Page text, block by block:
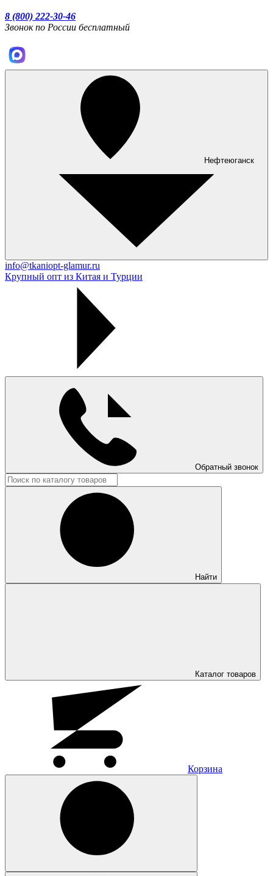
8 (800) 222-30-46
Звонок по России бесплатный
Нефтеюганск
info@tkaniopt-glamur.ru
Крупный опт из Китая и Турции
Обратный звонок
Найти
Каталог товаров
Корзина